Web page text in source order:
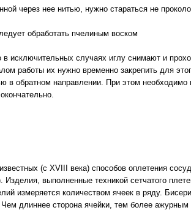
через нее нитью, нужно стараться не
обработать пчелиным воском
исключительных случаях иглу снимают и
работы их нужно временно закрепить для
в обратном направлении. При этом
(с XVIII века) способов оплетения
выполненные техникой сетчатого
измеряется количеством ячеек в ряду.
длиннее сторона ячейки, тем более ажурным